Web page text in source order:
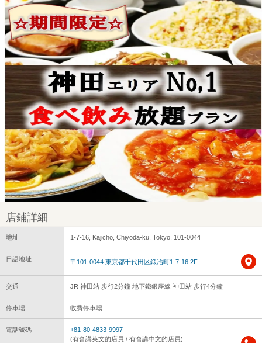
店鋪詳細
地址 1-7-16, Kajicho, Chiyoda-ku, Tokyo, 101-0044
日語地址 〒101-0044 東京都千代田区鍛冶町1-7-16 2F
交通 JR 神田站 步行2分鐘 地下鐵銀座線 神田站 步行4分鐘
停車場 收費停車場
電話號碼
+81-80-4833-9997
(有會講英文的店員 / 有會講中文的店員)